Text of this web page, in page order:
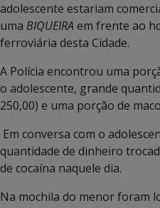
adolescente estariam
uma BIQUEIRA em frente ao
ferroviária desta Cidade.
A Polícia encontrou uma
o adolescente, grande
250,00) e uma porção de
Em conversa com o
quantidade de dinheiro
de cocaína naquele dia.
Na mochila do menor foram